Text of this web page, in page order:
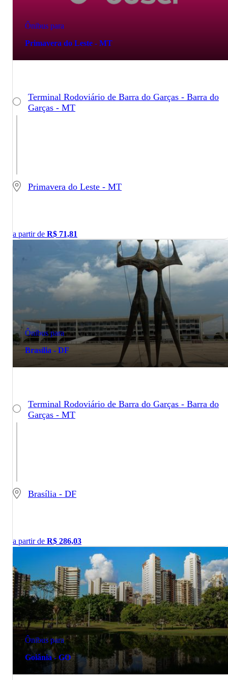
Ônibus para
Primavera do Leste - MT
Terminal Rodoviário de Barra do Garças - Barra do
Garças - MT
Primavera do Leste - MT
a partir de R$ 71,81
Ônibus para
Brasília - DF
Terminal Rodoviário de Barra do Garças - Barra do
Garças - MT
Brasília - DF
a partir de R$ 286,03
Ônibus para
Goiânia - GO